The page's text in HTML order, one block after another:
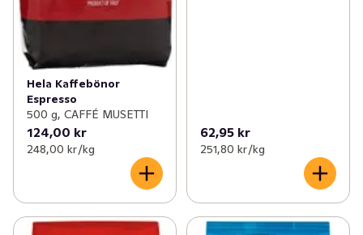
Hela Kaffebönor
Espresso
500 g, CAFFÉ MUSETTI
124,00 kr
248,00 kr /kg
62,95 kr
251,80 kr /kg